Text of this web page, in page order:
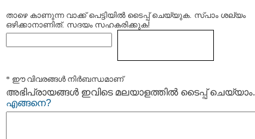
താഴെ കാണുന്ന വാക്ക് പെട്ടിയില്‍ ടൈപ്പ്‌ ചെയ്യുക. സ്പാം ശല്യം
ഒഴിക്കാനാണിത്. സദയം സഹകരിക്കുക!
* ഈ വിവരങ്ങള്‍ നിര്‍ബന്ധമാണ്
അഭിപ്രായങ്ങള്‍ ഇവിടെ മലയാളത്തില്‍ ടൈപ്പ് ചെയ്യാം.
എങ്ങനെ?